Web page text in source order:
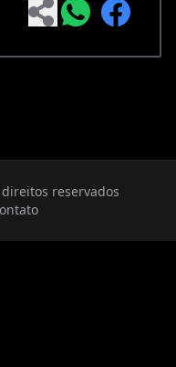
reservados